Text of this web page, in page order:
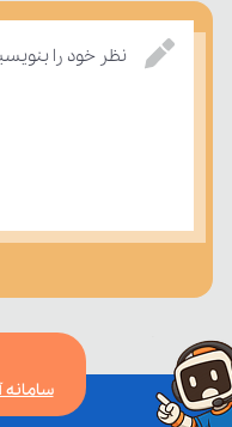
نظر خود را